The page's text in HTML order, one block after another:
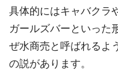
具体的にはキャバクラ
ガールズバーといった
ぜ水商売と呼ばれるよ
の説があります。